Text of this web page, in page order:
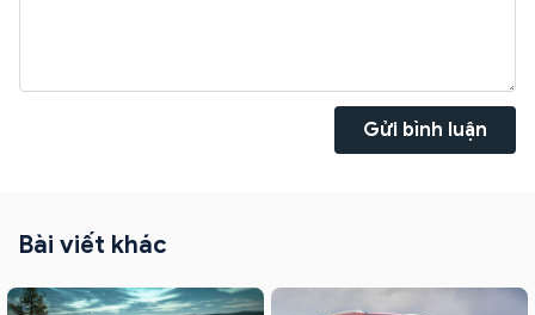
Gửi bình luận
Bài viết khác